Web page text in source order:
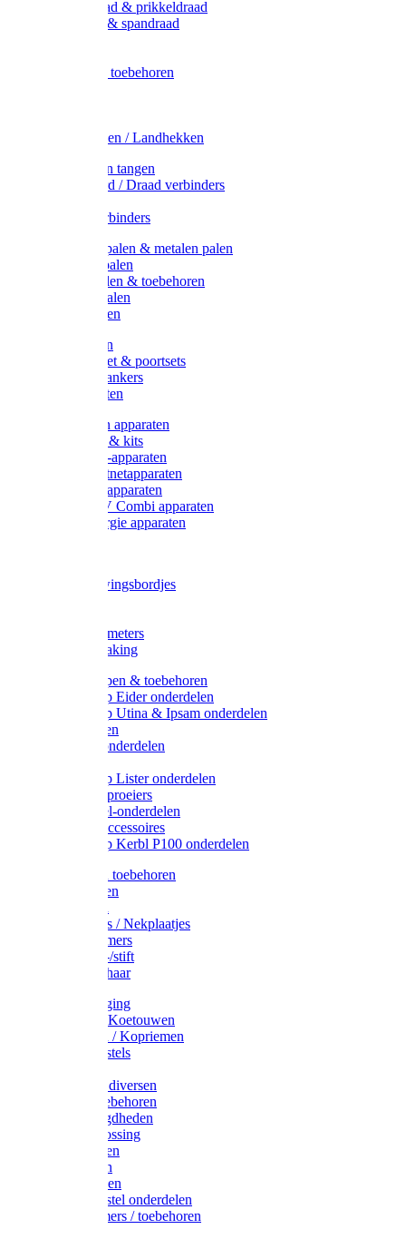
Metaal draad & prikkeldraad
Binddraad & spandraad
Afrasternet toebehoren
Weidehekken / Landhekken
Spanners en tangen
Lint / Koord / Draad verbinders
Litzclip verbinders
Recycling palen & metalen palen
Kunststof palen
T-Post t-palen & toebehoren
Glasfiber palen
Houten palen
Poortgrepen
Doorgangset & poortsets
Poortgreepankers
Weidepoorten
Onderdelen apparaten
Starter sets & kits
9V Batterij-apparaten
230V Lichtnetapparaten
12V Accu-apparaten
230V / 12V Combi apparaten
Zonne-energie apparaten
Waarschuwingsbordjes
Wegers en meters
Video bewaking
Weidepompen & toebehoren
Weidepomp Eider onderdelen
Weidepomp Utina & Ipsam onderdelen
Drinkbakken
Drinkbak onderdelen
Weidepomp Lister onderdelen
Nippels / Sproeiers
Drinknippel-onderdelen
Drinkbak accessoires
Weidepomp Kerbl P100 onderdelen
Oormerken toebehoren
Enkelbanden
Halsplaatjes / Nekplaatjes
Kokernummers
Merkspray-/stift
Veemerkschaar
Uierverzorging
Halsters & Koetouwen
Halsriemen / Kopriemen
Koerugborstels
Koe / Stier diversen
Melkers toebehoren
Stalbenodigdheden
Kalververlossing
Stierenringen
Onthoornen
Kalverflessen
Koerugborstel onderdelen
Kalveremmers / toebehoren